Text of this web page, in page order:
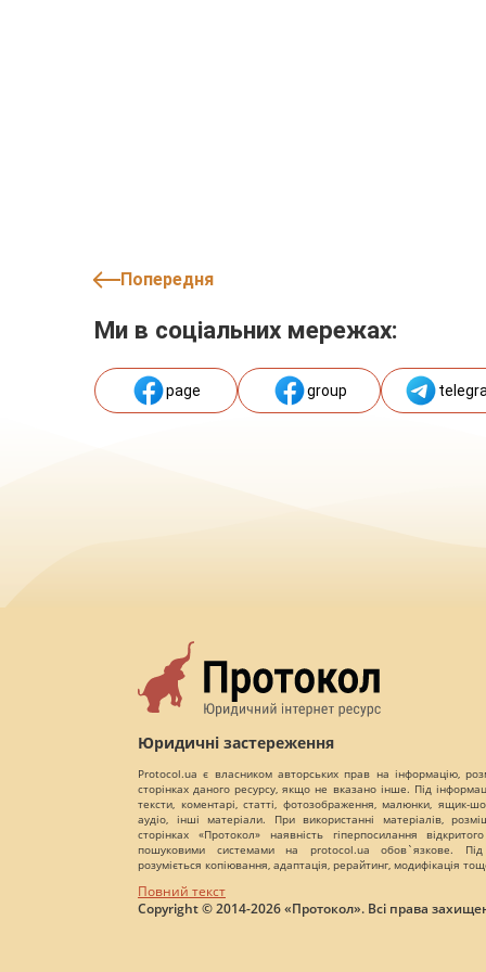
Попередня
Ми в соціальних мережах:
page group
Юридичні застереження
Protocol.ua є власником авторських прав на інформацію,
сторінках даного ресурсу, якщо не вказано інше. Під
тексти, коментарі, статті, фотозображення, малюнки, ящик-
аудіо, інші матеріали. При використанні матеріалів,
сторінках «Протокол» наявність гіперпосилання
пошуковими системами на protocol.ua обов`язкове. Під
розуміється копіювання, адаптація, рерайтинг, модифікація
Повний текст
Copyright © 2014-2026 «Протокол». Всі права